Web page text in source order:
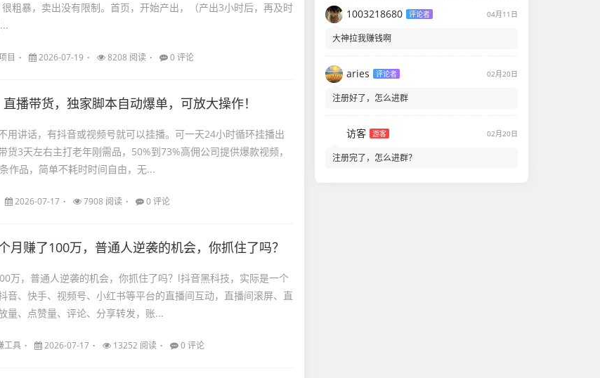
粗暴，卖出没有限制。首页，开始产出，（产出3小时后，再及时
目 2026-07-19 8208 阅读 0 评论
直播带货，独家脚本自动爆单，可放大操作！
用讲话，有抖音或视频号就可以挂播。可一天24小时循环挂播出
货3天左右主打老年刚需品，50%到73%高佣公司提供爆款视频，
作品，简单不耗时时间自由，无...
2026-07-17 7908 阅读 0 评论
月赚了100万，普通人逆袭的机会，你抓住了吗？
万，普通人逆袭的机会，你抓住了吗？l抖音黑科技，实际是一个
音、快手、视频号、小红书等平台的直播间互动，直播间滚屏、直
量、点赞量、评论、分享转发，账...
工具 2026-07-17 13252 阅读 0 评论
1003218680 评论者 04月11日
大神拉我赚钱啊
aries 评论者 02月20日
注册好了，怎么进群
访客 游客 02月20日
注册完了，怎么进群？